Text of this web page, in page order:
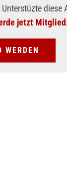
diese
jetzt
WERDEN